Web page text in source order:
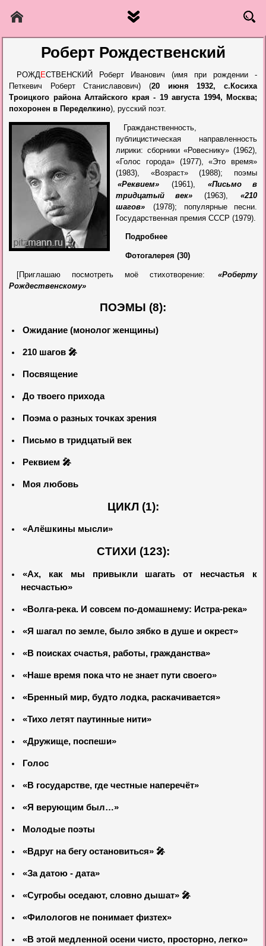
Роберт Рождественский
РОЖД ЕСТВЕНСКИЙ Роберт Иванович (имя при рождении -
Петкевич Роберт Станиславович) (20 июня 1932, с.Косиха
Троицкого района Алтайского края - 19 августа 1994, Москва;
похоронен в Переделкино), русский поэт.
Гражданственность,
публицистическая направленность
лирики: сборники «Ровеснику» (1962),
«Голос города» (1977), «Это время»
(1983), «Возраст» (1988); поэмы
«Реквием»
(1961),
«Письмо в
тридцатый век»
(1963),
«210
шагов»
(1978); популярные песни.
Государственная премия СССР (1979).
Подробнее
Фотогалерея (30)
[Приглашаю посмотреть моё стихотворение:
«Роберту
Рождественскому»
ПОЭМЫ (8):
Ожидание (монолог женщины)
210 шагов 🎤
Посвящение
До твоего прихода
Поэма о разных точках зрения
Письмо в тридцатый век
Реквием 🎤
Моя любовь
ЦИКЛ (1):
«Алёшкины мысли»
СТИХИ (123):
«Ах, как мы привыкли шагать от несчастья к
несчастью»
«Волга-река. И совсем по-домашнему: Истра-река»
«Я шагал по земле, было зябко в душе и окрест»
«В поисках счастья, работы, гражданства»
«Наше время пока что не знает пути своего»
«Бренный мир, будто лодка, раскачивается»
«Тихо летят паутинные нити»
«Дружище, поспеши»
Голос
«В государстве, где честные наперечёт»
«Я верующим был…»
Молодые поэты
«Вдруг на бегу остановиться» 🎤
«За датою - дата»
«Сугробы оседают, словно дышат» 🎤
«Филологов не понимает физтех»
«В этой медленной осени чисто, просторно, легко»